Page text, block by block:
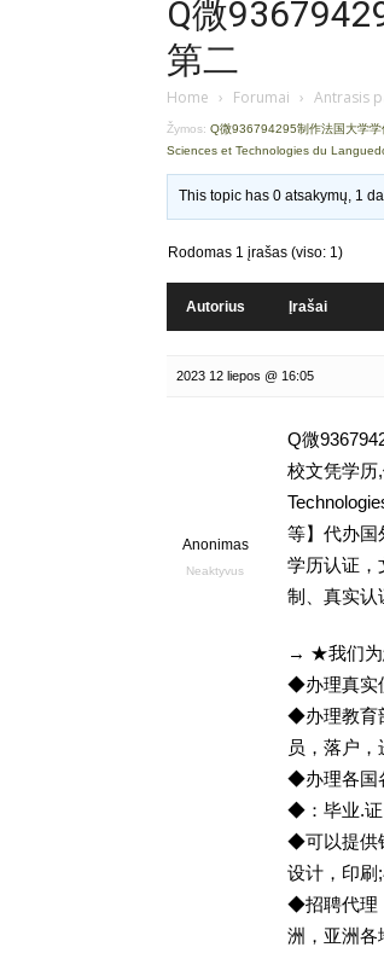
Q微
第二
Home › Forumai › Antrasis
Žymos: Q微936794295制作法国大学
Sciences et Technologies du
This topic has 0 atsakymų, 1
Rodomas 1 įrašas (viso: 1)
Autorius Įrašai
2023 12 liepos @ 16:05
Anonimas
Neaktyvus
Q微
校文凭学历
等】代办国
学历认证，
制、真实认
→ ★我们为
◆办理真实
◆办理教育
员，落户
◆办理各国
◆：毕业.证
◆可以提供
设计，印刷
◆招聘代理
洲，亚洲各